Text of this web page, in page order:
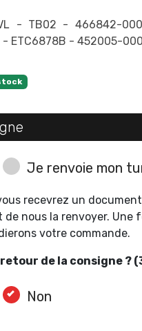
- VL - TB02 - 466842-
- ETC6878B - 452005-
Je renvoie mon
recevrez un
nous la renvoyer. Une
votre commande.
de la consigne ?
Non